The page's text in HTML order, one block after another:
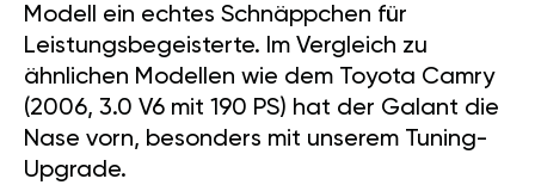
Modell ein echtes Schnäppchen für
Leistungsbegeisterte. Im Vergleich zu
ähnlichen Modellen wie dem Toyota Camry
(2006, 3.0 V6 mit 190 PS) hat der Galant die
Nase vorn, besonders mit unserem Tuning-
Upgrade.